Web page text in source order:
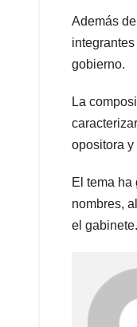
Además
gobierno.
La
opositora y
El tema
nombres,
el